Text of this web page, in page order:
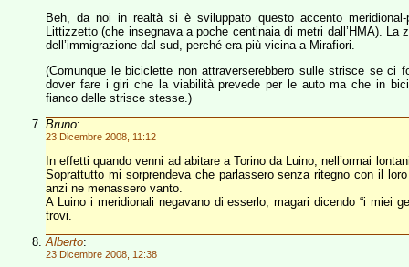
Beh, da noi in realtà si è sviluppato questo accento meridional-
Littizzetto (che insegnava a poche centinaia di metri dall’HMA).
dell’immigrazione dal sud, perché era più vicina a Mirafiori.
(Comunque le biciclette non attraverserebbero sulle strisce se
dover fare i giri che la viabilità prevede per le auto ma che in
fianco delle strisce stesse.)
Bruno:
23 Dicembre 2008, 11:12
In effetti quando venni ad abitare a Torino da Luino, nell’ormai
Soprattutto mi sorprendeva che parlassero senza ritegno con il
anzi ne menassero vanto.
A Luino i meridionali negavano di esserlo, magari dicendo “i miei
trovi.
Alberto:
23 Dicembre 2008, 12:38